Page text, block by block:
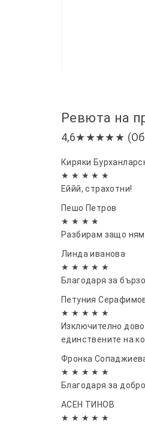
Ревюта на
4,6★★★★★
Киряки
★ ★ ★ ★ ★
Еййй, страхотни!
Пешо Петров
★ ★ ★ ★
Разбирам защо
Линда иванова
★ ★ ★ ★ ★
Благодаря за
Петуния
★ ★ ★ ★ ★
Изключително
единствените на
Фронка
★ ★ ★ ★ ★
Благодаря за
АСЕН ТИНОВ
★ ★ ★ ★ ★